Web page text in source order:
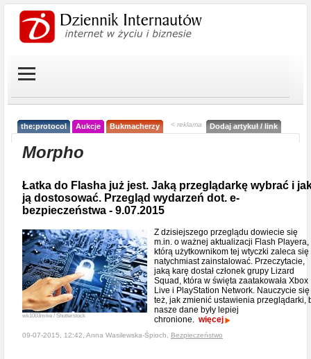
the:protocol Aukcje Bukmacherzy < reklama Dodaj artykuł / link
Morpho
Łatka do Flasha już jest. Jaką przeglądarkę wybrać i
ją dostosować. Przegląd wydarzeń dot. e-
bezpieczeństwa - 9.07.2015
wk1003mike / Shutterstock
Z dzisiejszego przeglądu dowiecie się
m.in. o ważnej aktualizacji Flash Playera,
którą użytkownikom tej wtyczki zaleca się
natychmiast zainstalować. Przeczytacie,
jaką karę dostał członek grupy Lizard
Squad, która w święta zaatakowała Xbox
Live i PlayStation Network. Nauczycie się
też, jak zmienić ustawienia przeglądarki,
nasze dane były lepiej
chronione. więcej
09-07-2015, 12:42, Anna Wasilewska-Śpioch, Bezpieczeństwo